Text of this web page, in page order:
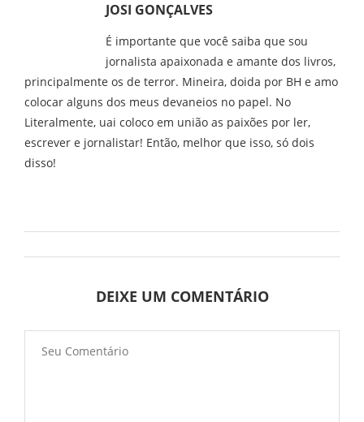
JOSI GONÇALVES
É importante que você saiba que sou
jornalista apaixonada e amante dos livros,
principalmente os de terror. Mineira, doida por BH e amo
colocar alguns dos meus devaneios no papel. No
Literalmente, uai coloco em união as paixões por ler,
escrever e jornalistar! Então, melhor que isso, só dois
disso!
DEIXE UM COMENTÁRIO